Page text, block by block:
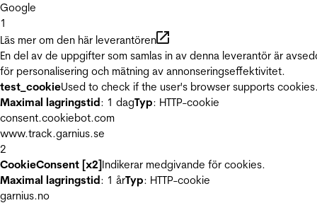
Google
1
Läs mer om den här leverantören
En del av de uppgifter som samlas in av denna leverantör är
för personalisering och mätning av annonseringseffektivitet.
test_cookieUsed to check if the user's browser supports
Maximal lagringstid: 1 dagTyp: HTTP-cookie
consent.cookiebot.com
www.track.garnius.se
2
CookieConsent [x2]Indikerar medgivande för cookies.
Maximal lagringstid: 1 årTyp: HTTP-cookie
garnius.no